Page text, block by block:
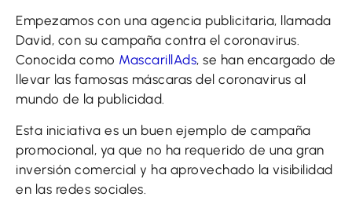
Empezamos con una agencia publicitaria, llamada
David, con su campaña contra el coronavirus.
Conocida como MascarillAds, se han encargado de
llevar las famosas máscaras del coronavirus al
mundo de la publicidad.
Esta iniciativa es un buen ejemplo de campaña
promocional, ya que no ha requerido de una gran
inversión comercial y ha aprovechado la visibilidad
en las redes sociales.